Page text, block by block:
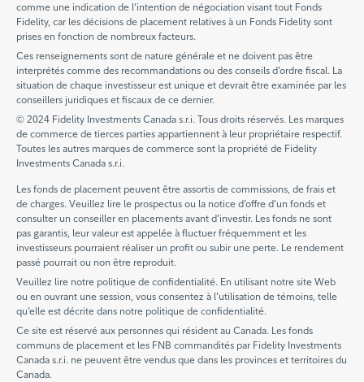
comme une indication de l’intention de négociation visant tout Fonds
Fidelity, car les décisions de placement relatives à un Fonds Fidelity sont
prises en fonction de nombreux facteurs.
Ces renseignements sont de nature générale et ne doivent pas être
interprétés comme des recommandations ou des conseils d’ordre fiscal. La
situation de chaque investisseur est unique et devrait être examinée par les
conseillers juridiques et fiscaux de ce dernier.
© 2024 Fidelity Investments Canada s.r.i. Tous droits réservés. Les marques
de commerce de tierces parties appartiennent à leur propriétaire respectif.
Toutes les autres marques de commerce sont la propriété de Fidelity
Investments Canada s.r.i.
Les fonds de placement peuvent être assortis de commissions, de frais et
de charges. Veuillez lire le prospectus ou la notice d’offre d’un fonds et
consulter un conseiller en placements avant d’investir. Les fonds ne sont
pas garantis, leur valeur est appelée à fluctuer fréquemment et les
investisseurs pourraient réaliser un profit ou subir une perte. Le rendement
passé pourrait ou non être reproduit.
Veuillez lire notre politique de confidentialité. En utilisant notre site Web
ou en ouvrant une session, vous consentez à l’utilisation de témoins, telle
qu’elle est décrite dans notre politique de confidentialité.
Ce site est réservé aux personnes qui résident au Canada. Les fonds
communs de placement et les FNB commandités par Fidelity Investments
Canada s.r.i. ne peuvent être vendus que dans les provinces et territoires du
Canada.